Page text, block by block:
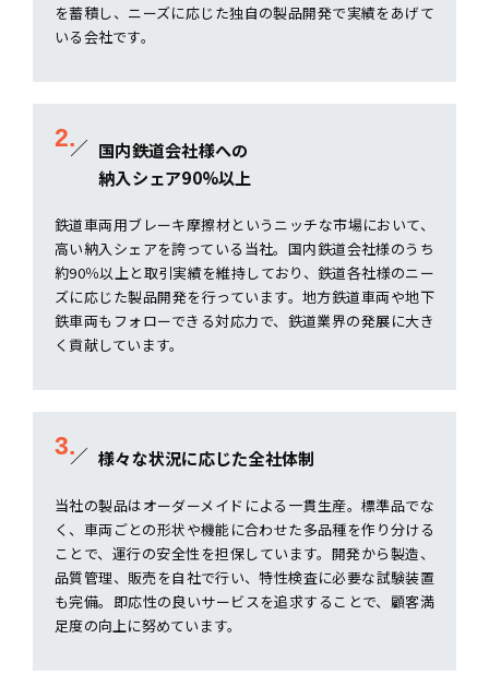
を蓄積し、ニーズに応じた独自の製品開発で実績をあげて
いる会社です。
2.
国内鉄道会社様への
納入シェア90%以上
鉄道車両用ブレーキ摩擦材というニッチな市場において、
高い納入シェアを誇っている当社。国内鉄道会社様のうち
約90％以上と取引実績を維持しており、鉄道各社様のニー
ズに応じた製品開発を行っています。地方鉄道車両や地下
鉄車両もフォローできる対応力で、鉄道業界の発展に大き
く貢献しています。
3. 様々な状況に応じた全社体制
当社の製品はオーダーメイドによる一貫生産。標準品でな
く、車両ごとの形状や機能に合わせた多品種を作り分ける
ことで、運行の安全性を担保しています。開発から製造、
品質管理、販売を自社で行い、特性検査に必要な試験装置
も完備。即応性の良いサービスを追求することで、顧客満
足度の向上に努めています。